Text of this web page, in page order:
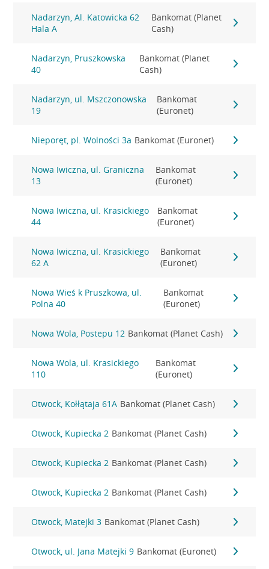
Nadarzyn, Al. Katowicka 62
Hala A
Bankomat (Planet
Cash)
Nadarzyn, Pruszkowska
40
Bankomat (Planet
Cash)
Nadarzyn, ul. Mszczonowska
19
Bankomat
(Euronet)
Nieporęt, pl. Wolności 3a Bankomat (Euronet)
Nowa Iwiczna, ul. Graniczna
13
Bankomat
(Euronet)
Nowa Iwiczna, ul. Krasickiego
44
Bankomat
(Euronet)
Nowa Iwiczna, ul. Krasickiego
62 A
Bankomat
(Euronet)
Nowa Wieś k Pruszkowa, ul.
Polna 40
Bankomat
(Euronet)
Nowa Wola, Postepu 12 Bankomat (Planet Cash)
Nowa Wola, ul. Krasickiego
110
Bankomat
(Euronet)
Otwock, Kołłątaja 61A Bankomat (Planet Cash)
Otwock, Kupiecka 2 Bankomat (Planet Cash)
Otwock, Kupiecka 2 Bankomat (Planet Cash)
Otwock, Kupiecka 2 Bankomat (Planet Cash)
Otwock, Matejki 3 Bankomat (Planet Cash)
Otwock, ul. Jana Matejki 9 Bankomat (Euronet)